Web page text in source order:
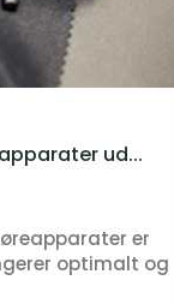
ud...
er
optimalt og